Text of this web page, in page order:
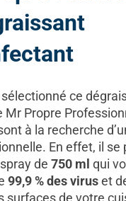
ce
Propre
à la recherche
En effet, il se
de 750 ml qui
99,9 % des viruset
surfaces de votre